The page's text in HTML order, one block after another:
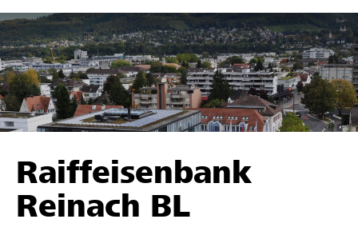
springen
öffnen
Parrainer
Soutien & assistance
Trouvez des projets et des organisations
Démarrez maintenant
Raiffeisenbank
Reinach BL